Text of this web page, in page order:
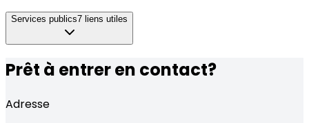
Services publics7 liens utiles
Prêt à entrer en contact?
Adresse